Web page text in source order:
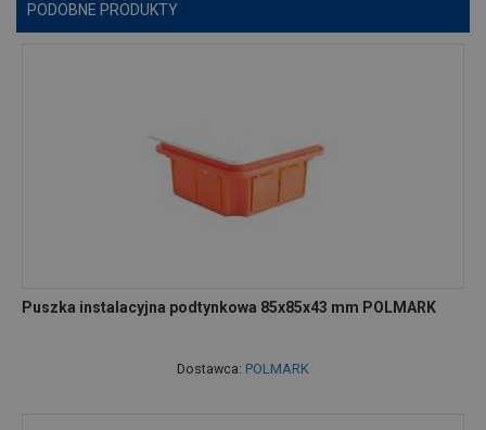
PODOBNE PRODUKTY
Puszka instalacyjna podtynkowa 85x85x43 mm POLMARK
Dostawca: POLMARK